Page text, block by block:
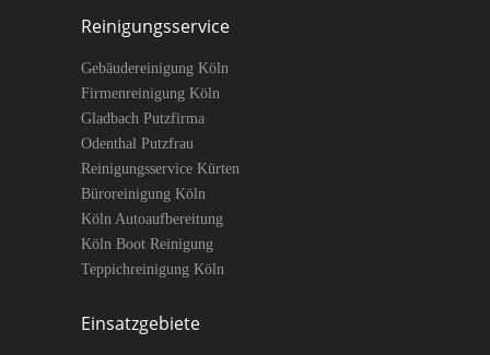
Reinigungsservice
Gebäudereinigung Köln
Firmenreinigung Köln
Gladbach Putzfirma
Odenthal Putzfrau
Reinigungsservice Kürten
Büroreinigung Köln
Köln Autoaufbereitung
Köln Boot Reinigung
Teppichreinigung Köln
Einsatzgebiete